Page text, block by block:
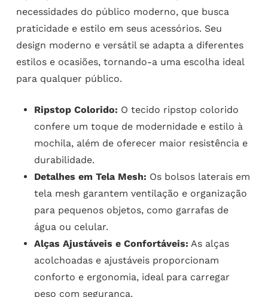
necessidades do público moderno, que busca
praticidade e estilo em seus acessórios. Seu
design moderno e versátil se adapta a diferentes
estilos e ocasiões, tornando-a uma escolha ideal
para qualquer público.
Ripstop Colorido: O tecido ripstop colorido
confere um toque de modernidade e estilo à
mochila, além de oferecer maior resistência e
durabilidade.
Detalhes em Tela Mesh: Os bolsos laterais em
tela mesh garantem ventilação e organização
para pequenos objetos, como garrafas de
água ou celular.
Alças Ajustáveis e Confortáveis: As alças
acolchoadas e ajustáveis proporcionam
conforto e ergonomia, ideal para carregar
peso com segurança.